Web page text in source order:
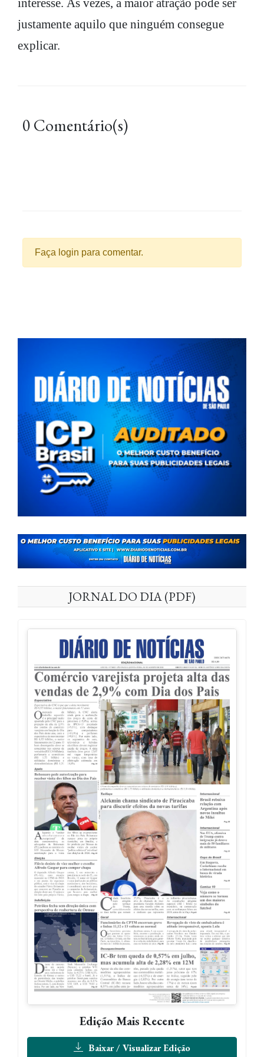
interesse. Às vezes, a maior atração pode ser
justamente aquilo que ninguém consegue
explicar.
0 Comentário(s)
Faça login para comentar.
JORNAL DO DIA (PDF)
Edição Mais Recente
Baixar / Visualizar Edição